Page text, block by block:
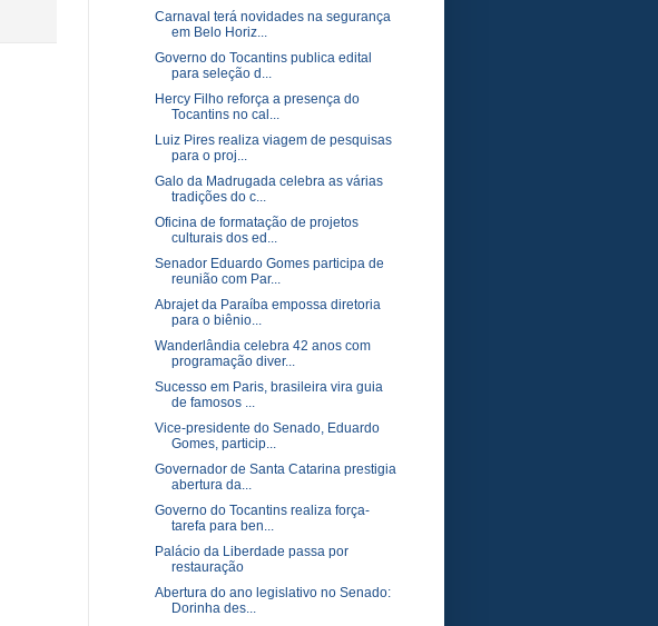
Carnaval terá novidades na segurança
em Belo Horiz...
Governo do Tocantins publica edital
para seleção d...
Hercy Filho reforça a presença do
Tocantins no cal...
Luiz Pires realiza viagem de pesquisas
para o proj...
Galo da Madrugada celebra as várias
tradições do c...
Oficina de formatação de projetos
culturais dos ed...
Senador Eduardo Gomes participa de
reunião com Par...
Abrajet da Paraíba empossa diretoria
para o biênio...
Wanderlândia celebra 42 anos com
programação diver...
Sucesso em Paris, brasileira vira guia
de famosos ...
Vice-presidente do Senado, Eduardo
Gomes, particip...
Governador de Santa Catarina prestigia
abertura da...
Governo do Tocantins realiza força-
tarefa para ben...
Palácio da Liberdade passa por
restauração
Abertura do ano legislativo no Senado:
Dorinha des...